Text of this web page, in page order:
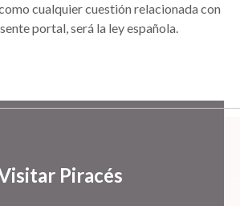
cualquier cuestión relacionada con
portal, será la ley española.
Piracés